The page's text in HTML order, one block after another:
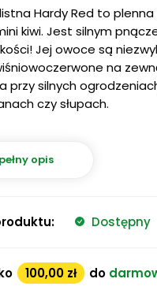
Hardy Red to
kiwi. Jest silnym
Jej owoce są
na
przy silnych
czy słupach.
opis
Dostępny
100,00 zł do